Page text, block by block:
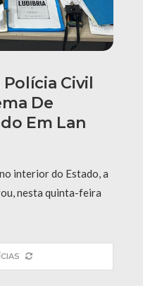
Civil
De
Em Lan
interior do Estado, a
nesta quinta-feira